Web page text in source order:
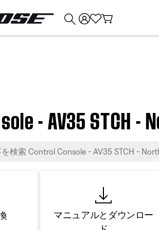
- AV35 STCH -
マニュアルとダウンロー